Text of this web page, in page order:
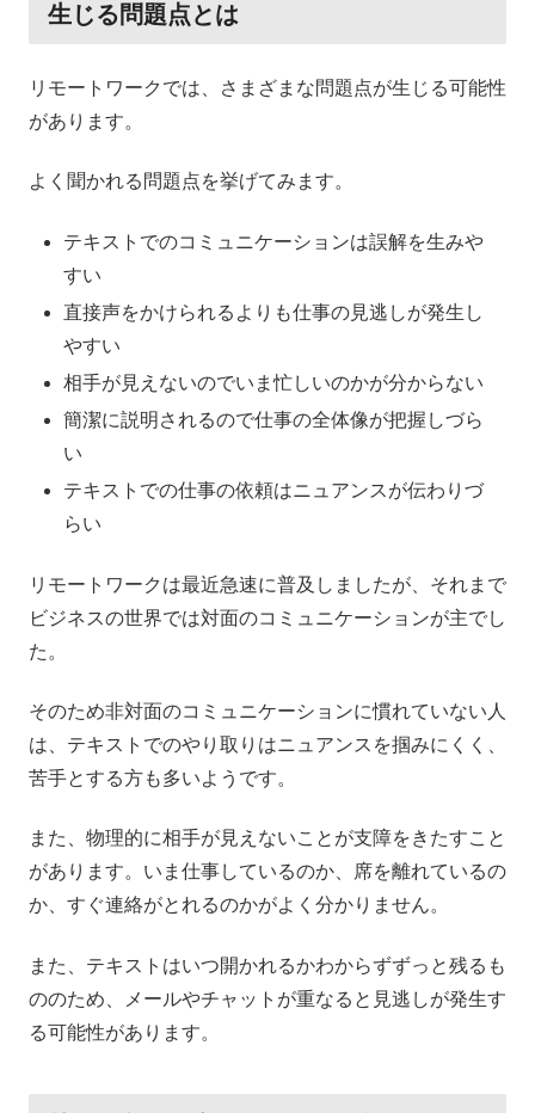
生じる問題点とは
リモートワークでは、さまざまな問題点が生じる可能性
があります。
よく聞かれる問題点を挙げてみます。
テキストでのコミュニケーションは誤解を生みや
すい
直接声をかけられるよりも仕事の見逃しが発生し
やすい
相手が見えないのでいま忙しいのかが分からない
簡潔に説明されるので仕事の全体像が把握しづら
い
テキストでの仕事の依頼はニュアンスが伝わりづ
らい
リモートワークは最近急速に普及しましたが、それまで
ビジネスの世界では対面のコミュニケーションが主でし
た。
そのため非対面のコミュニケーションに慣れていない人
は、テキストでのやり取りはニュアンスを掴みにくく、
苦手とする方も多いようです。
また、物理的に相手が見えないことが支障をきたすこと
があります。いま仕事しているのか、席を離れているの
か、すぐ連絡がとれるのかがよく分かりません。
また、テキストはいつ開かれるかわからずずっと残るも
ののため、メールやチャットが重なると見逃しが発生す
る可能性があります。